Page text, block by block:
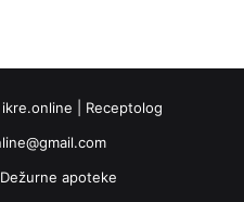
ikre.online | Receptolog
Dežurne apoteke